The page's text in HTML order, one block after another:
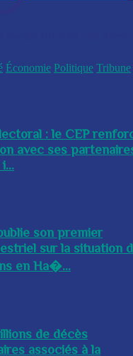
Économie Politique Tribune
: le CEP
avec ses
son premier
sur la situation
en Ha�...
de décès
associés à la